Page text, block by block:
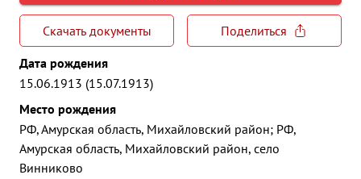
Скачать документы
Поделиться
Дата рождения
15.06.1913 (15.07.1913)
Место рождения
РФ, Амурская область, Михайловский район; РФ,
Амурская область, Михайловский район, село
Винниково